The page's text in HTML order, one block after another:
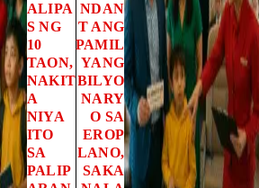
ALIPA
S NG
10
TAON,
NAKIT
A
NIYA
ITO
SA
PALIP
NDAN
T ANG
PAMIL
YANG
BILYO
NARY
O SA
EROP
LANO,
SAKA